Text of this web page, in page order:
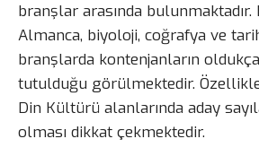
branşlar arasında bulunmaktadır.
Almanca, biyoloji, coğrafya ve
branşlarda kontenjanların
tutulduğu görülmektedir.
Din Kültürü alanlarında aday
olması dikkat çekmektedir.